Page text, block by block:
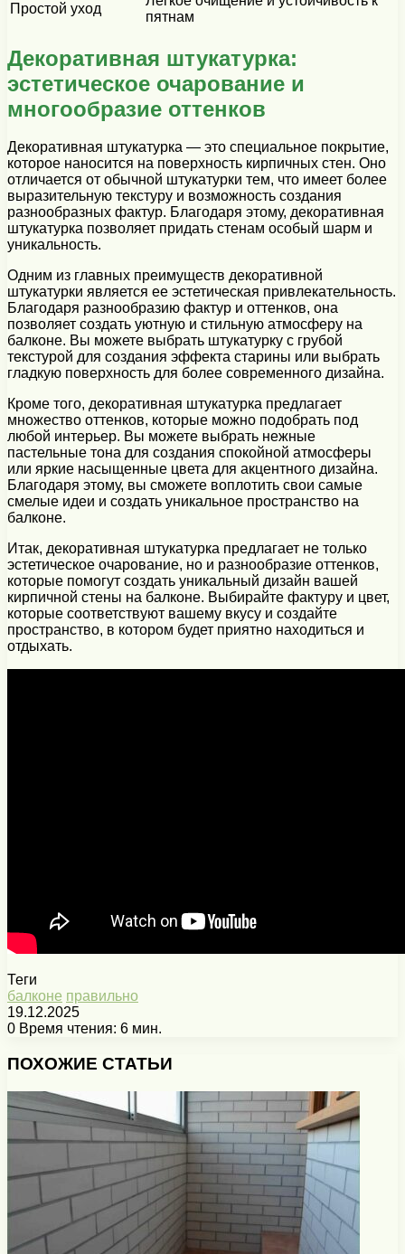
Простой уход
пятнам
Декоративная штукатурка:
эстетическое очарование и
многообразие оттенков
Декоративная штукатурка — это специальное покрытие,
которое наносится на поверхность кирпичных стен. Оно
отличается от обычной штукатурки тем, что имеет более
выразительную текстуру и возможность создания
разнообразных фактур. Благодаря этому, декоративная
штукатурка позволяет придать стенам особый шарм и
уникальность.
Одним из главных преимуществ декоративной
штукатурки является ее эстетическая привлекательность.
Благодаря разнообразию фактур и оттенков, она
позволяет создать уютную и стильную атмосферу на
балконе. Вы можете выбрать штукатурку с грубой
текстурой для создания эффекта старины или выбрать
гладкую поверхность для более современного дизайна.
Кроме того, декоративная штукатурка предлагает
множество оттенков, которые можно подобрать под
любой интерьер. Вы можете выбрать нежные
пастельные тона для создания спокойной атмосферы
или яркие насыщенные цвета для акцентного дизайна.
Благодаря этому, вы сможете воплотить свои самые
смелые идеи и создать уникальное пространство на
балконе.
Итак, декоративная штукатурка предлагает не только
эстетическое очарование, но и разнообразие оттенков,
которые помогут создать уникальный дизайн вашей
кирпичной стены на балконе. Выбирайте фактуру и цвет,
которые соответствуют вашему вкусу и создайте
пространство, в котором будет приятно находиться и
отдыхать.
Теги
балконе правильно
19.12.2025
0 Время чтения: 6 мин.
ПОХОЖИЕ СТАТЬИ